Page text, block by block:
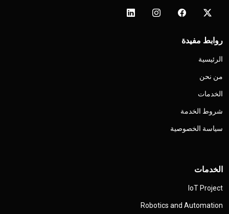
روابط مفيدة
الرئيسية
من نحن
الخدمات
شروط الخدمة
سياسة الخصوصية
الخدمات
IoT Project
Robotics and Automation